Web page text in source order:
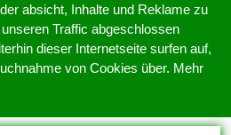
absicht, Inhalte und Reklame zu
Traffic abgeschlossen
dieser Internetseite surfen auf,
von Cookies über. Mehr